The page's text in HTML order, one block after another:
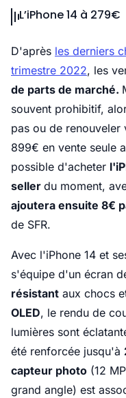
L’iPhone 14 à 279€
D'après les derniers
trimestre 2022, les
de parts de marché.
souvent prohibitif,
pas ou de renouveler
899€ en vente seule
possible d'acheter
seller du moment,
ajoutera ensuite 8€
de SFR.
Avec l'iPhone 14 et
s'équipe d'un écran
résistant aux chocs
OLED, le rendu de
lumières sont
été renforcée jusqu'à
capteur photo (12
grand angle) est